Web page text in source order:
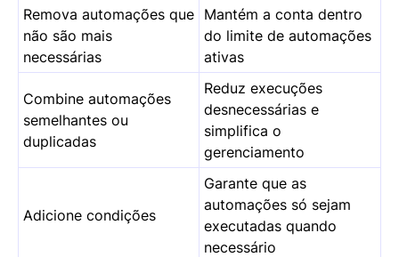
Remova automações que
não são mais
necessárias
Mantém a conta dentro
do limite de automações
ativas
Combine automações
semelhantes ou
duplicadas
Reduz execuções
desnecessárias e
simplifica o
gerenciamento
Adicione condições
Garante que as
automações só sejam
executadas quando
necessário